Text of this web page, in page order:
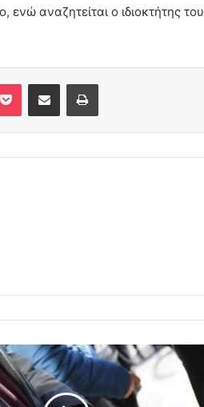
ενώ αναζητείται ο ιδιοκτήτης του
Pocket Share via Email Print